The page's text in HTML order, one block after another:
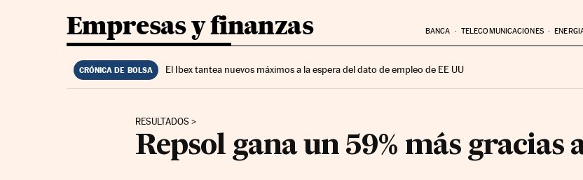
Empresas y finanzas BANCA TELECOMUNICACIONES
CRÓNICA DE BOLSA El Ibex tantea nuevos máximos a la espera del dato de empleo de EE UU
RESULTADOS
Repsol gana un 59% más gracias